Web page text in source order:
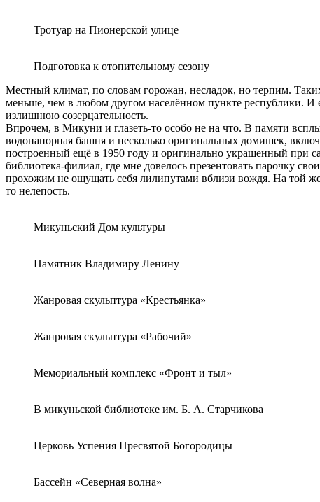
Тротуар на Пионерской улице
Подготовка к отопительному сезону
Местный климат, по словам горожан, несладок, но терпим.
меньше, чем в любом другом населённом пункте республики.
излишнюю созерцательность.
Впрочем, в Микуни и глазеть-то особо не на что. В памяти
водонапорная башня и несколько оригинальных домишек,
построенный ещё в 1950 году и оригинально украшенный при
библиотека-филиал, где мне довелось презентовать парочку
прохожим не ощущать себя лилипутами вблизи вождя. На той
то нелепость.
Микуньский Дом культуры
Памятник Владимиру Ленину
Жанровая скульптура «Крестьянка»
Жанровая скульптура «Рабочий»
Мемориальный комплекс «Фронт и тыл»
В микуньской библиотеке им. Б. А. Старчикова
Церковь Успения Пресвятой Богородицы
Бассейн «Северная волна»